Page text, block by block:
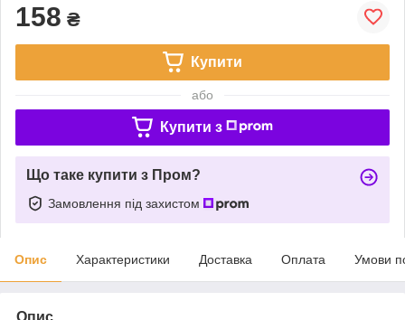
158 ₴
Купити
або
Купити з
Що таке купити з Пром?
Замовлення під захистом
Опис Характеристики Доставка Оплата Умови
Опис